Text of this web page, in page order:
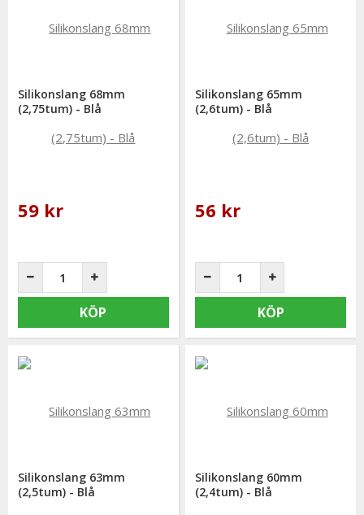
Silikonslang 68mm
(2,75tum) - Blå
59 kr
KÖP
Silikonslang 65mm
(2,6tum) - Blå
56 kr
KÖP
Silikonslang 63mm
(2,5tum) - Blå
Silikonslang 60mm
(2,4tum) - Blå